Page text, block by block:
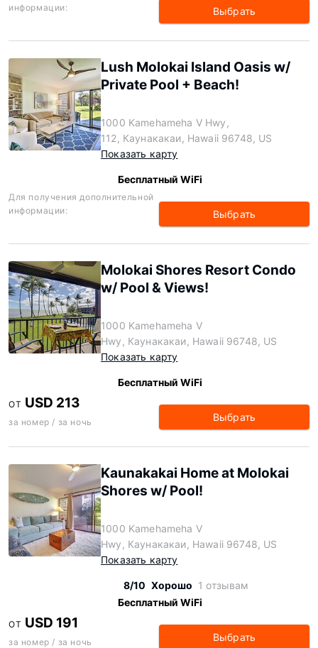
информации: Выбрать
Lush Molokai Island Oasis w/
Private Pool + Beach!
1000 Kamehameha V Hwy,
112, Каунакакаи, Hawaii 96748, US
Показать карту
Бесплатный WiFi
Для получения дополнительной
информации:
Выбрать
Molokai Shores Resort Condo
w/ Pool & Views!
1000 Kamehameha V
Hwy, Каунакакаи, Hawaii 96748, US
Показать карту
Бесплатный WiFi
ОТ USD 213
за номер / за ночь Выбрать
Kaunakakai Home at Molokai
Shores w/ Pool!
1000 Kamehameha V
Hwy, Каунакакаи, Hawaii 96748, US
Показать карту
8/10 Хорошо 1 отзывам
Бесплатный WiFi
ОТ USD 191
за номер / за ночь Выбрать